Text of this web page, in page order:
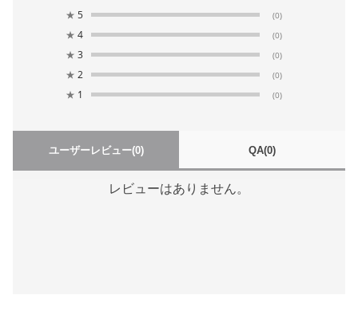
★ 5 (0)
★ 4 (0)
★ 3 (0)
★ 2 (0)
★ 1 (0)
ユーザーレビュー(0) QA(0)
レビューはありません。